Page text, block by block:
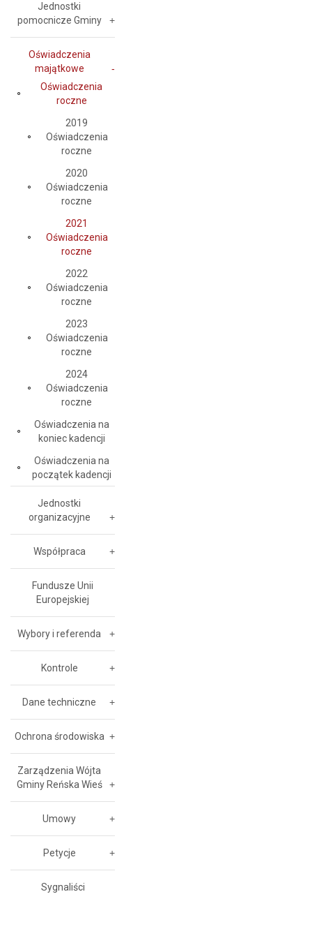
Jednostki
pomocnicze Gminy
Oświadczenia
majątkowe
Oświadczenia
roczne
2019
Oświadczenia
roczne
2020
Oświadczenia
roczne
2021
Oświadczenia
roczne
2022
Oświadczenia
roczne
2023
Oświadczenia
roczne
2024
Oświadczenia
roczne
Oświadczenia na
koniec kadencji
Oświadczenia na
początek kadencji
Jednostki
organizacyjne
Współpraca
Fundusze Unii
Europejskiej
Wybory i referenda
Kontrole
Dane techniczne
Ochrona środowiska
Zarządzenia Wójta
Gminy Reńska Wieś
Umowy
Petycje
Sygnaliści